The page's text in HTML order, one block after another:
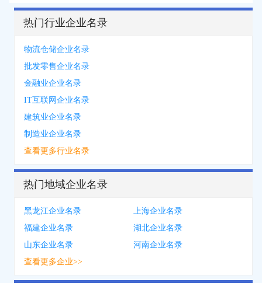
热门行业企业名录
物流仓储企业名录
批发零售企业名录
金融业企业名录
IT互联网企业名录
建筑业企业名录
制造业企业名录
查看更多行业名录
热门地域企业名录
黑龙江企业名录
上海企业名录
福建企业名录
湖北企业名录
山东企业名录
河南企业名录
查看更多企业>>